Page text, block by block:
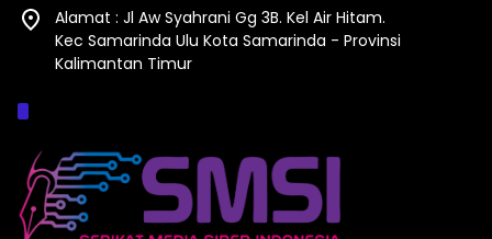
Alamat : Jl Aw Syahrani Gg 3B. Kel Air Hitam.
Kec Samarinda Ulu Kota Samarinda - Provinsi
Kalimantan Timur